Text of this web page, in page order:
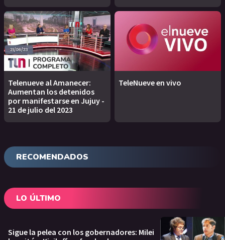
Telenueve al Amanecer:
Aumentan los detenidos
por manifestarse en Jujuy -
21 de julio del 2023
TeleNueve en vivo
RECOMENDADOS
LO ÚLTIMO
Sigue la pelea con los gobernadores: Milei